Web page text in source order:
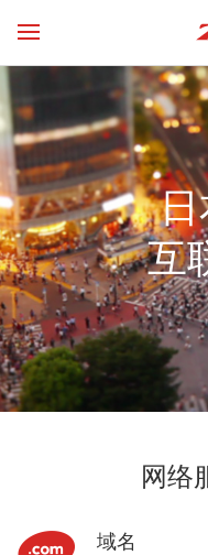
互
网络
域名